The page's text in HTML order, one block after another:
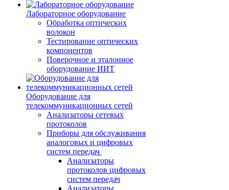
Лабораторное оборудование
Обработка оптических
волокон
Тестирование оптических
компонентов
Поверочное и эталонное
оборудование ИИТ
Оборудование для
телекоммуникационных сетей
Анализаторы сетевых
протоколов
Приборы для обслуживания
аналоговых и цифровых
систем передач
Анализаторы
протоколов цифровых
систем передач
Анализаторы